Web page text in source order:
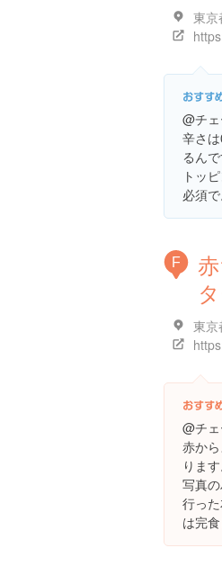
@チ
辛さ
るん
トッ
必須で
F
@チ
赤か
ります
写真
行っ
は完食